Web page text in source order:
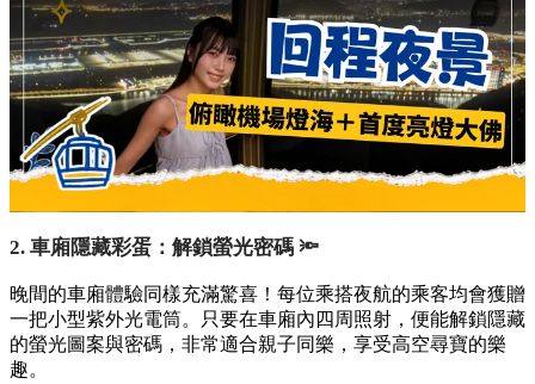
2. 車廂隱藏彩蛋：解鎖螢光密碼 🔦
晚間的車廂體驗同樣充滿驚喜！每位乘搭夜航的乘客均會獲贈
一把小型紫外光電筒。只要在車廂內四周照射，便能解鎖隱藏
的螢光圖案與密碼，非常適合親子同樂，享受高空尋寶的樂
趣。